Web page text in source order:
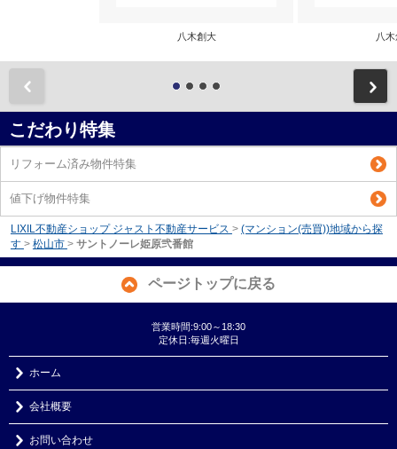
八木創大 八
こだわり特集
リフォーム済み物件特集
値下げ物件特集
LIXIL不動産ショップ ジャスト不動産サービス > (マンション(売買))地域から探
す > 松山市 > サントノーレ姫原弐番館
ページトップに戻る
営業時間:9:00～18:30
定休日:毎週火曜日
ホーム
会社概要
お問い合わせ